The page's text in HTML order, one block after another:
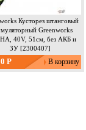
Кусторез штанговый
Greenworks
40V, 51см, без АКБ и
ЗУ [2300407]
Р